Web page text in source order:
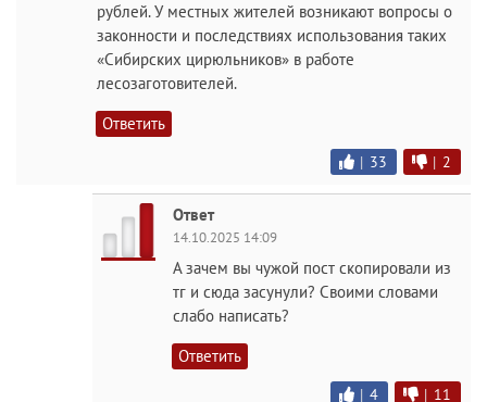
рублей. У местных жителей возникают вопросы о
законности и последствиях использования таких
«Сибирских цирюльников» в работе
лесозаготовителей.
Ответить
| 33 | 2
Ответ
14.10.2025 14:09
А зачем вы чужой пост скопировали из
тг и сюда засунули? Своими словами
слабо написать?
Ответить
| 4 | 11